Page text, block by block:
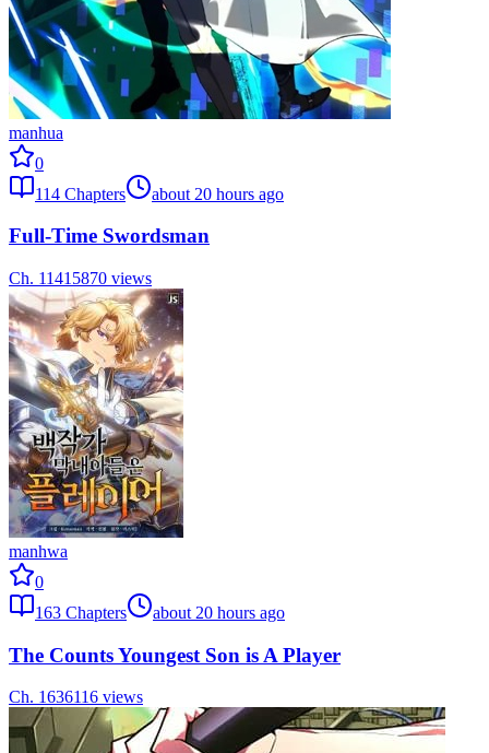
manhua
0
114 Chapters about 20 hours ago
Full-Time Swordsman
Ch. 11415870 views
manhwa
0
163 Chapters about 20 hours ago
The Counts Youngest Son is A Player
Ch. 1636116 views